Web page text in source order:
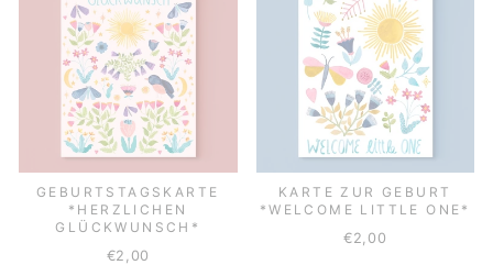
GEBURTSTAGSKARTE
*HERZLICHEN
GLÜCKWUNSCH*
€2,00
KARTE ZUR GEBURT
*WELCOME LITTLE ONE*
€2,00